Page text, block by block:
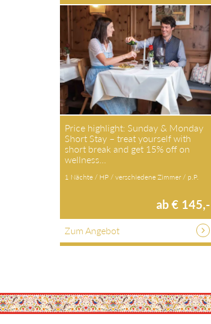
Price highlight: Sunday & Monday
Short Stay – treat yourself with
short break and get 15% off on
wellness…
1 Nächte / HP / verschiedene Zimmer / p.P.
ab € 145,-
Zum Angebot